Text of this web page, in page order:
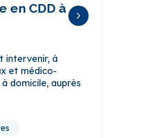
en CDD à
intervenir, à
et médico-
domicile, auprès